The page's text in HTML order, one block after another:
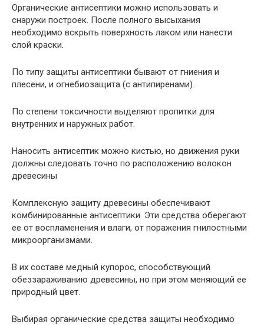
Органические антисептики можно использовать и
снаружи построек. После полного высыхания
необходимо вскрыть поверхность лаком или нанести
слой краски.
По типу защиты антисептики бывают от гниения и
плесени, и огнебиозащита (с антипиренами).
По степени токсичности выделяют пропитки для
внутренних и наружных работ.
Наносить антисептик можно кистью, но движения руки
должны следовать точно по расположению волокон
древесины
Комплексную защиту древесины обеспечивают
комбинированные антисептики. Эти средства оберегают
ее от воспламенения и влаги, от поражения гнилостными
микроорганизмами.
В их составе медный купорос, способствующий
обеззараживанию древесины, но при этом меняющий ее
природный цвет.
Выбирая органические средства защиты необходимо